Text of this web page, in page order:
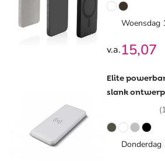
materiaal dat bij jouw merk past. Met
10.000 mAh heb je altijd voldoende power
binnen één uur een gratis digitaal
jouw bedrukking eruit ziet op de draadloze
Woensdag
v.a.15,07
Elite
slank